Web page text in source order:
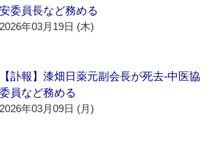
安委員長など務める
2026年03月19日 (木)
【訃報】漆畑日薬元副会長が死去‐中医協
委員など務める
2026年03月09日 (月)